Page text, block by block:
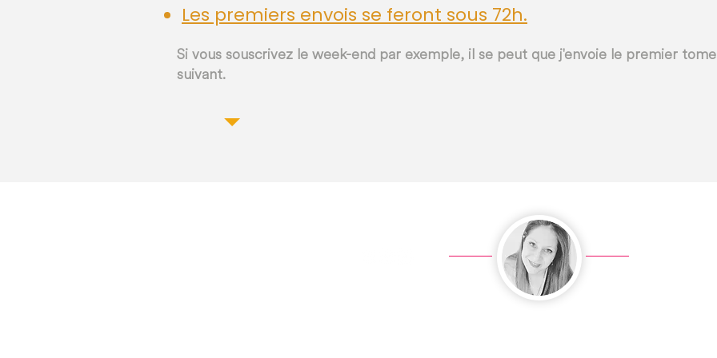
Les premiers envois se feront sous 72h.
Si vous souscrivez le week-end par exemple, il se peut que j'envoie le premier
suivant.